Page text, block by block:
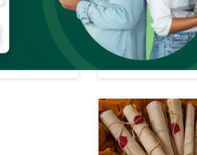
איש דמשק:
וניתוח דיגיטלי